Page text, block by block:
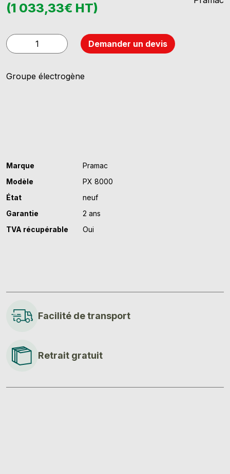
(1 033,33€ HT)
quantité
de
PX
Demander un devis
Groupe électrogène
Marque
Pramac
Modèle
PX 8000
État
neuf
Garantie
2 ans
TVA récupérable
Oui
Facilité de transport
Retrait gratuit